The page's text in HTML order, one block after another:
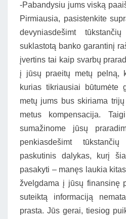
-Pabandysiu jums viską
Pirmiausia, pasistenkite
devyniasdešimt
suklastotą banko garantinį
įvertins tai kaip svarbų
į jūsų praeitų metų pelną,
kurias tikriausiai būtumėte
metų jums bus skiriama
metus kompensacija.
sumažinome jūsų
penkiasdešimt
paskutinis dalykas, kurį
pasakyti – manęs laukia
žvelgdama į jūsų finansinę
suteiktą informaciją
prasta. Jūs gerai, tiesiog